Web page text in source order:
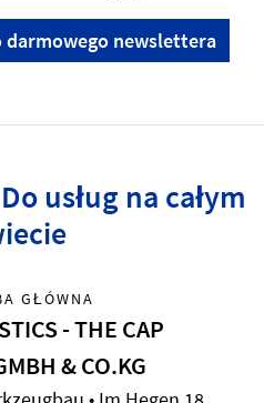
darmowego newslettera
usług na całym
GŁÓWNA
- THE CAP
& CO.KG